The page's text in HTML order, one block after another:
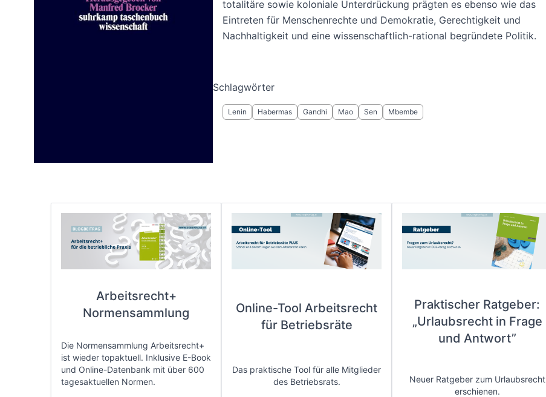
totalitäre sowie koloniale Unterdrückung prägten es ebenso wie das
Eintreten für Menschenrechte und Demokratie, Gerechtigkeit und
Nachhaltigkeit und eine wissenschaftlich-rational begründete Politik.
Schlagwörter
Lenin Habermas Gandhi Mao Sen Mbembe
Arbeitsrecht+
Normensammlung
Die Normensammlung Arbeitsrecht+
ist wieder topaktuell. Inklusive E-Book
und Online-Datenbank mit über 600
tagesaktuellen Normen.
Online-Tool Arbeitsrecht
für Betriebsräte
Das praktische Tool für alle Mitglieder
des Betriebsrats.
Praktischer Ratgeber:
„Urlaubsrecht in Frage
und Antwort”
Neuer Ratgeber zum Urlaubsrecht
erschienen.